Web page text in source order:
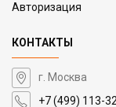
Авторизация
КОНТАКТЫ
г. Москва
+7 (499) 113-